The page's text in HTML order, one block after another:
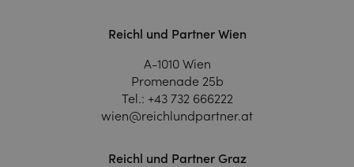
Reichl und Partner Wien
A-1010 Wien
Promenade 25b
Tel.: +43 732 666222
wien@reichlundpartner.at
Reichl und Partner Graz